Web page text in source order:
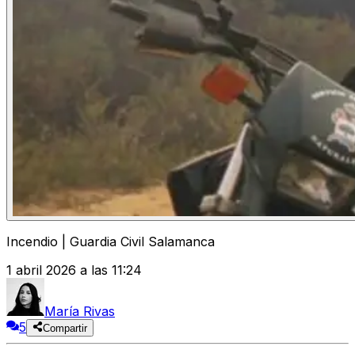
Incendio | Guardia Civil Salamanca
1 abril 2026 a las 11:24
María Rivas
5
Compartir